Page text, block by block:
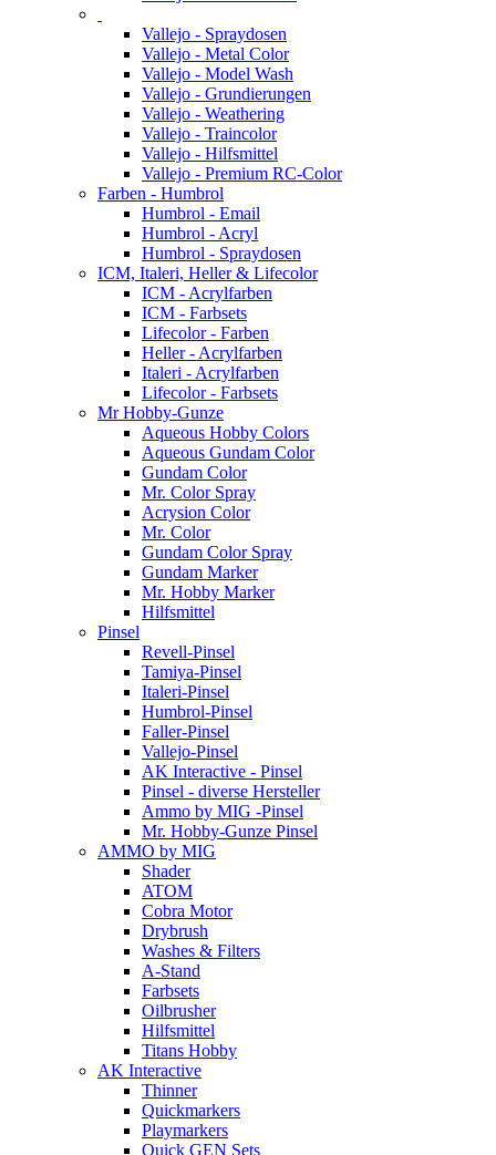
Vallejo - Spraydosen
Vallejo - Metal Color
Vallejo - Model Wash
Vallejo - Grundierungen
Vallejo - Weathering
Vallejo - Traincolor
Vallejo - Hilfsmittel
Vallejo - Premium RC-Color
Farben - Humbrol
Humbrol - Email
Humbrol - Acryl
Humbrol - Spraydosen
ICM, Italeri, Heller & Lifecolor
ICM - Acrylfarben
ICM - Farbsets
Lifecolor - Farben
Heller - Acrylfarben
Italeri - Acrylfarben
Lifecolor - Farbsets
Mr Hobby-Gunze
Aqueous Hobby Colors
Aqueous Gundam Color
Gundam Color
Mr. Color Spray
Acrysion Color
Mr. Color
Gundam Color Spray
Gundam Marker
Mr. Hobby Marker
Hilfsmittel
Pinsel
Revell-Pinsel
Tamiya-Pinsel
Italeri-Pinsel
Humbrol-Pinsel
Faller-Pinsel
Vallejo-Pinsel
AK Interactive - Pinsel
Pinsel - diverse Hersteller
Ammo by MIG -Pinsel
Mr. Hobby-Gunze Pinsel
AMMO by MIG
Shader
ATOM
Cobra Motor
Drybrush
Washes & Filters
A-Stand
Farbsets
Oilbrusher
Hilfsmittel
Titans Hobby
AK Interactive
Thinner
Quickmarkers
Playmarkers
Quick GEN Sets